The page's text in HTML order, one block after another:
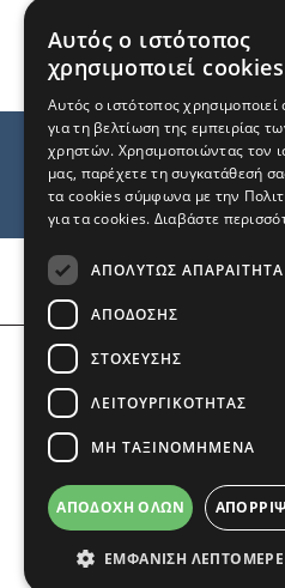
Αριθμός
COPYRIGHT ©
Αυτός ο ιστότοπος
χρησιμοποιεί cookies
Αυτός ο ιστότοπος χρησιμοποιεί
για τη βελτίωση της εμπειρίας
χρηστών. Χρησιμοποιώντας τον
μας, παρέχετε τη συγκατάθεσή
τα cookies σύμφωνα με την
για τα cookies. Διαβάστε
ΑΠΟΛΎΤΩΣ ΑΠΑΡΑΊΤΗΤΑ
ΑΠΌΔΟΣΗΣ
ΣΤΌΧΕΥΣΗΣ
ΛΕΙΤΟΥΡΓΙΚΌΤΗΤΑΣ
ΜΗ ΤΑΞΙΝΟΜΗΜΈΝΑ
ΑΠΟΔΟΧΉ ΌΛΩΝ
ΕΜΦΆΝΙΣΗ